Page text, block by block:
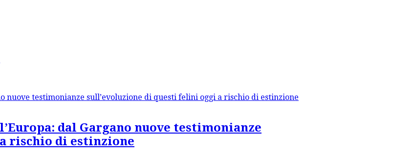
dal Gargano nuove testimonianze
rischio di estinzione